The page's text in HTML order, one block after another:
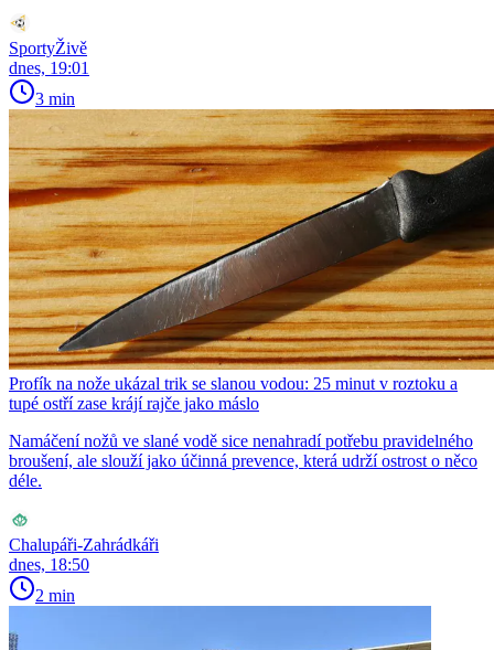
SportyŽivě
dnes, 19:01
3 min
Profík na nože ukázal trik se slanou vodou: 25 minut v roztoku a
tupé ostří zase krájí rajče jako máslo
Namáčení nožů ve slané vodě sice nenahradí potřebu pravidelného
broušení, ale slouží jako účinná prevence, která udrží ostrost o něco
déle.
Chalupáři-Zahrádkáři
dnes, 18:50
2 min